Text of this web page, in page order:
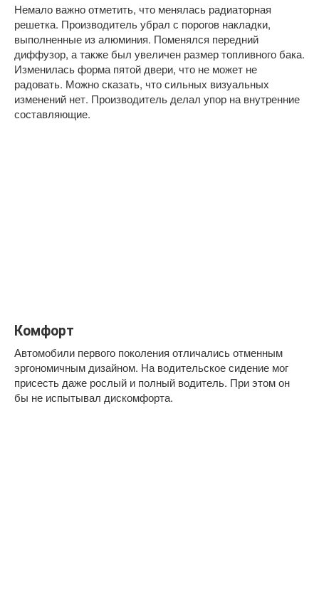
Немало важно отметить, что менялась радиаторная
решетка. Производитель убрал с порогов накладки,
выполненные из алюминия. Поменялся передний
диффузор, а также был увеличен размер топливного бака.
Изменилась форма пятой двери, что не может не
радовать. Можно сказать, что сильных визуальных
изменений нет. Производитель делал упор на внутренние
составляющие.
Комфорт
Автомобили первого поколения отличались отменным
эргономичным дизайном. На водительское сидение мог
присесть даже рослый и полный водитель. При этом он
бы не испытывал дискомфорта.